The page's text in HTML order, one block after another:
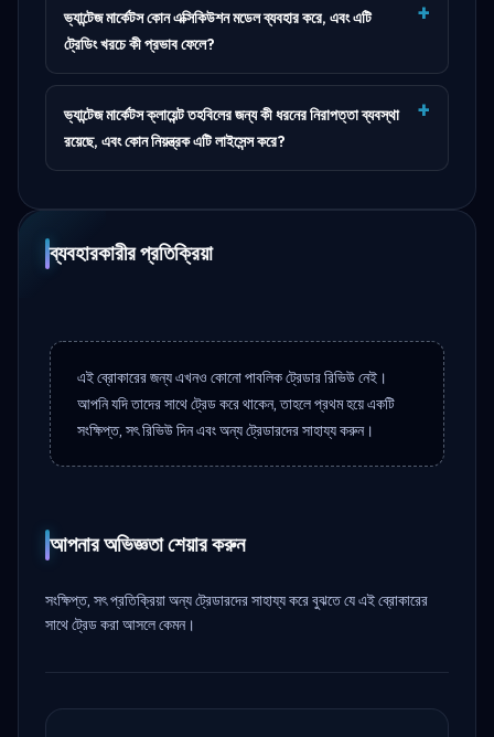
ভ্যান্টেজ মার্কেটস কোন এক্সিকিউশন মডেল ব্যবহার করে, এবং এটি
ট্রেডিং খরচে কী প্রভাব ফেলে?
ভ্যান্টেজ মার্কেটস ক্লায়েন্ট তহবিলের জন্য কী ধরনের নিরাপত্তা ব্যবস্থা
রয়েছে, এবং কোন নিয়ন্ত্রক এটি লাইসেন্স করে?
ব্যবহারকারীর প্রতিক্রিয়া
এই ব্রোকারের জন্য এখনও কোনো পাবলিক ট্রেডার রিভিউ নেই।
আপনি যদি তাদের সাথে ট্রেড করে থাকেন, তাহলে প্রথম হয়ে একটি
সংক্ষিপ্ত, সৎ রিভিউ দিন এবং অন্য ট্রেডারদের সাহায্য করুন।
আপনার অভিজ্ঞতা শেয়ার করুন
সংক্ষিপ্ত, সৎ প্রতিক্রিয়া অন্য ট্রেডারদের সাহায্য করে বুঝতে যে এই ব্রোকারের
সাথে ট্রেড করা আসলে কেমন।